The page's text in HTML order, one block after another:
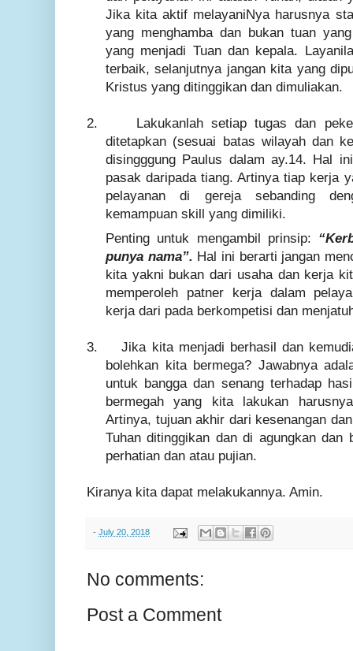
Jika kita aktif melayaniNya harusnya
yang menghamba dan bukan tuan
yang menjadi Tuan dan kepala.
terbaik, selanjutnya jangan kita yang
Kristus yang ditinggikan dan dimuliakan.
2.
Lakukanlah setiap tugas dan
ditetapkan (sesuai batas wilayah dan
disingggung Paulus dalam ay.14. Hal
pasak daripada tiang. Artinya tiap kerja
pelayanan di gereja sebanding
kemampuan skill yang dimiliki.
Penting untuk mengambil prinsip:
punya nama”. Hal ini berarti jangan
kita yakni bukan dari usaha dan kerja
memperoleh patner kerja dalam
kerja dari pada berkompetisi dan
3.
Jika kita menjadi berhasil dan
bolehkan kita bermega? Jawabnya
untuk bangga dan senang terhadap
bermegah yang kita lakukan
Artinya, tujuan akhir dari kesenangan
Tuhan ditinggikan dan di agungkan
perhatian dan atau pujian.
Kiranya kita dapat melakukannya. Amin.
- July 20, 2018
No comments:
Post a Comment